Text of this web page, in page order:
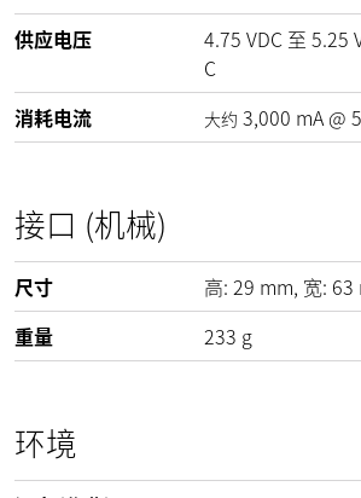
供应电压 4.75 VDC 至 5.25
C
消耗电流
大约 3,000 mA@ 5
接口 (机械)
尺寸 高: 29 mm, 宽: 63
重量
233 g
环境